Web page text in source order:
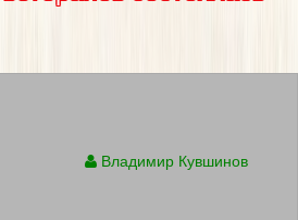
Владимир Кувшинов